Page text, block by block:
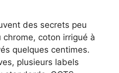
des secrets peu
coton irrigué à
quelques centimes.
plusieurs labels